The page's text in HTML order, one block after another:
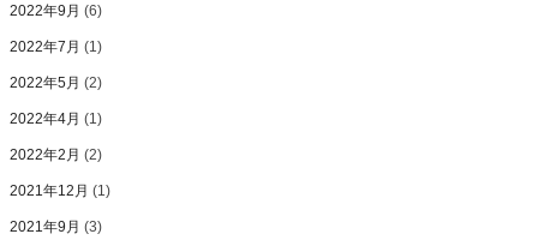
2022年9月 (6)
2022年7月 (1)
2022年5月 (2)
2022年4月 (1)
2022年2月 (2)
2021年12月 (1)
2021年9月 (3)